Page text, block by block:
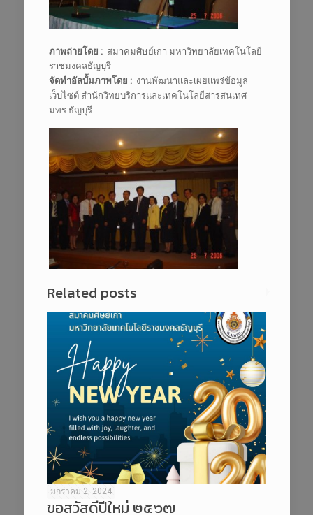
ภาพถ่ายโดย : สมาคมศิษย์เก่า มหาวิทยาลัยเทคโนโลยี
ราชมงคลธัญบุรี
จัดทำอัลบั้มภาพโดย : งานพัฒนาและเผยแพร่ข้อมูล
เว็บไซต์ สำนักวิทยบริการและเทคโนโลยีสารสนเทศ
มทร.ธัญบุรี
Related posts
มกราคม 2, 2024
ขอสวัสดีปีใหม่ ๒๕๖๗